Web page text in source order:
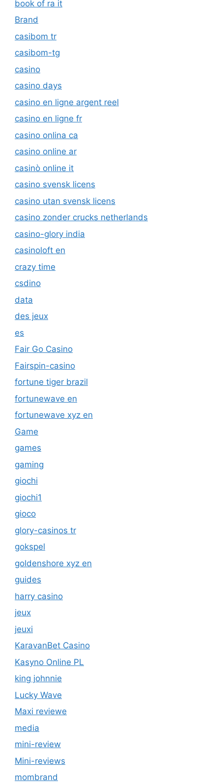
casibom-tg
casino
casino days
casino en ligne argent reel
casino en ligne fr
casino onlina ca
casino online ar
casinò online it
casino svensk licens
casino utan svensk licens
casino zonder crucks netherlands
casino-glory india
casinoloft en
crazy time
csdino
des jeux
es
Fair Go Casino
fortune tiger brazil
fortunewave en
fortunewave xyz en
Game
games
gaming
giochi1
gioco
glory-casinos tr
gokspel
goldenshore xyz en
guides
harry casino
jeux
jeuxi
KaravanBet Casino
Kasyno Online PL
king johnnie
Lucky Wave
Maxi reviewe
media
mini-review
Mini-reviews
mombrand
mono brand
mono slot